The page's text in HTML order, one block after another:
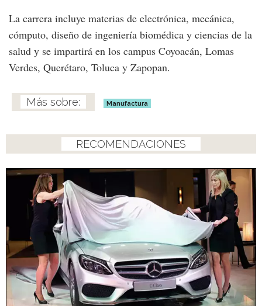
La carrera incluye materias de electrónica, mecánica,
cómputo, diseño de ingeniería biomédica y ciencias de la
salud y se impartirá en los campus Coyoacán, Lomas
Verdes, Querétaro, Toluca y Zapopan.
Manufactura
RECOMENDACIONES